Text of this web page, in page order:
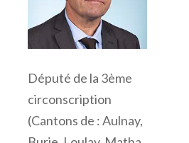
Député de la 3ème
circonscription
(Cantons de :Aulnay,